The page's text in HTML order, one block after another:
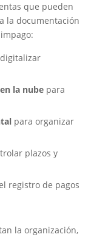
que pueden
la documentación
la nubepara
para organizar
plazos y
registro de pagos
la organización,